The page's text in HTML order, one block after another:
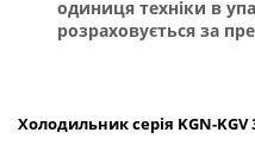
одиниця техніки в
розраховується за
Холодильниксерія KGN-KGV